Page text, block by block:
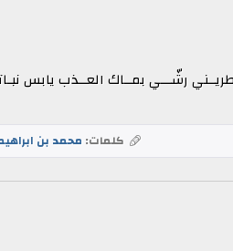
رشّـــي بمــاك العــذب
كلمات: محمد بن